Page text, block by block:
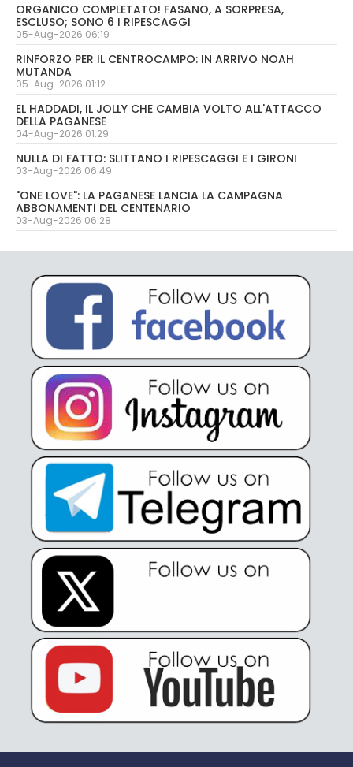
ORGANICO COMPLETATO! FASANO, A SORPRESA,
ESCLUSO; SONO 6 I RIPESCAGGI
05-Aug-2026 06:19
RINFORZO PER IL CENTROCAMPO: IN ARRIVO NOAH
MUTANDA
05-Aug-2026 01:12
EL HADDADI, IL JOLLY CHE CAMBIA VOLTO ALL'ATTACCO
DELLA PAGANESE
04-Aug-2026 01:29
NULLA DI FATTO: SLITTANO I RIPESCAGGI E I GIRONI
03-Aug-2026 06:49
"ONE LOVE": LA PAGANESE LANCIA LA CAMPAGNA
ABBONAMENTI DEL CENTENARIO
03-Aug-2026 06:28